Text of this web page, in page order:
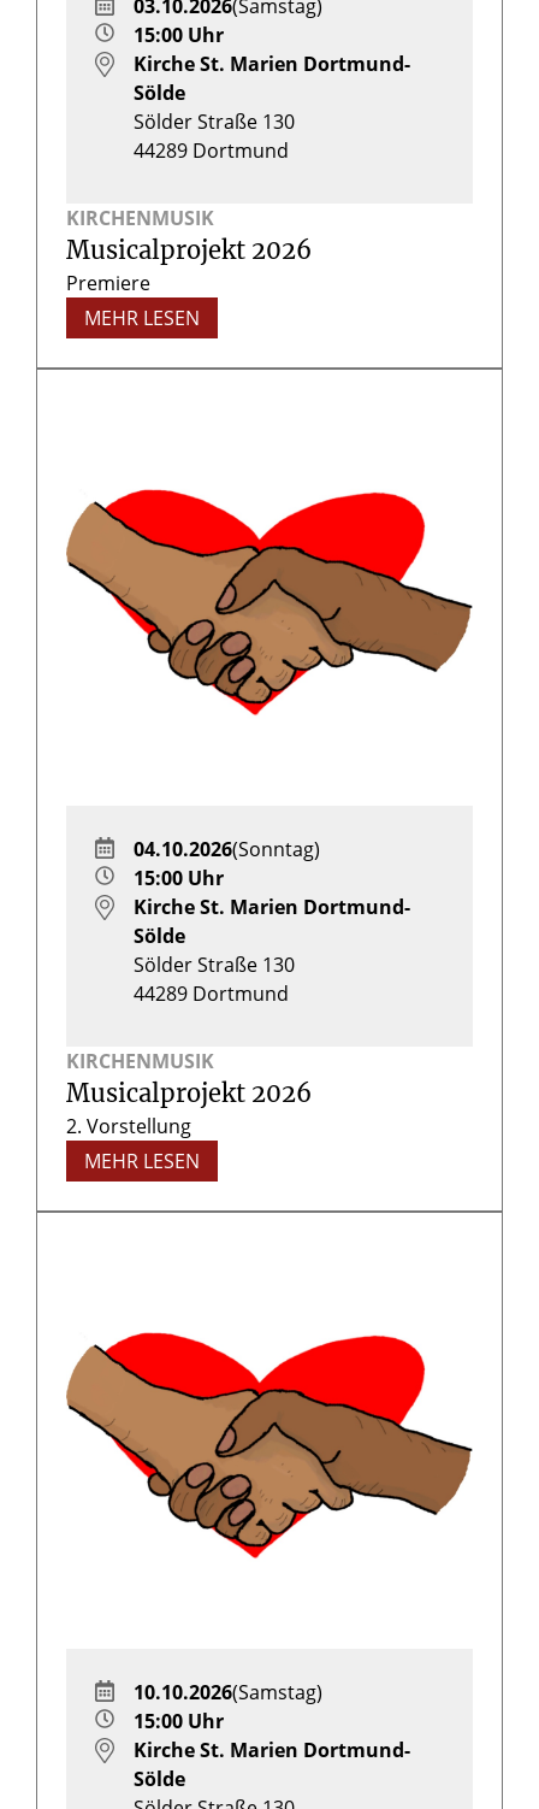
KIRCHENMUSIK
Musicalprojekt 2026
Premiere
MEHR LESEN
03.10.2026(Samstag)
15:00 Uhr
Kirche St. Marien Dortmund-
Sölde
Sölder Straße 130
44289 Dortmund
KIRCHENMUSIK
Musicalprojekt 2026
2. Vorstellung
MEHR LESEN
04.10.2026(Sonntag)
15:00 Uhr
Kirche St. Marien Dortmund-
Sölde
Sölder Straße 130
44289 Dortmund
10.10.2026(Samstag)
15:00 Uhr
Kirche St. Marien Dortmund-
Sölde